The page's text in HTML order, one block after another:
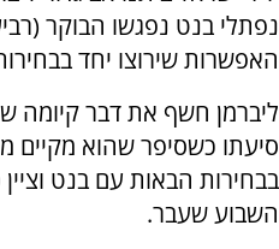
נפתלי בנט נפגשו הבוקר
האפשרות שירוצו יחד
ליברמן חשף את דבר קיומה
סיעתו כשסיפר שהוא מקיים
בבחירות הבאות עם בנט
השבוע שעבר.